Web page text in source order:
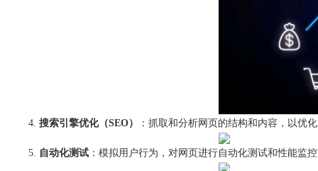
搜索引擎优化（SEO） ：抓取和分析网页的结构和内容，以优
自动化测试 ：模拟用户行为，对网页进行自动化测试和性能监